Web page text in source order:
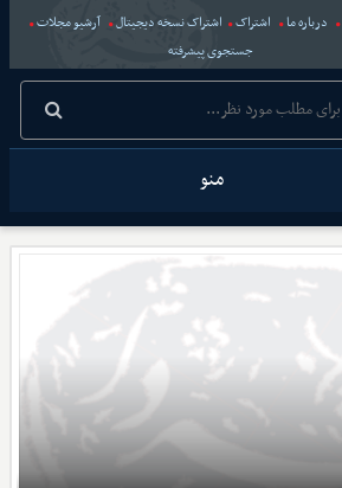
درباره ما اشتراک اشتراک نسخه دیجیتال
آرشیو مجلات
جستجوی پیشرفته
منو